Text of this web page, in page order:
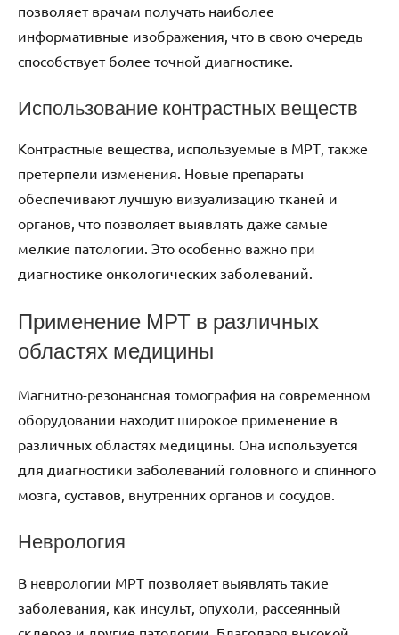
позволяет врачам получать наиболее
информативные изображения, что в свою очередь
способствует более точной диагностике.
Использование контрастных веществ
Контрастные вещества, используемые в МРТ, также
претерпели изменения. Новые препараты
обеспечивают лучшую визуализацию тканей и
органов, что позволяет выявлять даже самые
мелкие патологии. Это особенно важно при
диагностике онкологических заболеваний.
Применение МРТ в различных
областях медицины
Магнитно-резонансная томография на современном
оборудовании находит широкое применение в
различных областях медицины. Она используется
для диагностики заболеваний головного и спинного
мозга, суставов, внутренних органов и сосудов.
Неврология
В неврологии МРТ позволяет выявлять такие
заболевания, как инсульт, опухоли, рассеянный